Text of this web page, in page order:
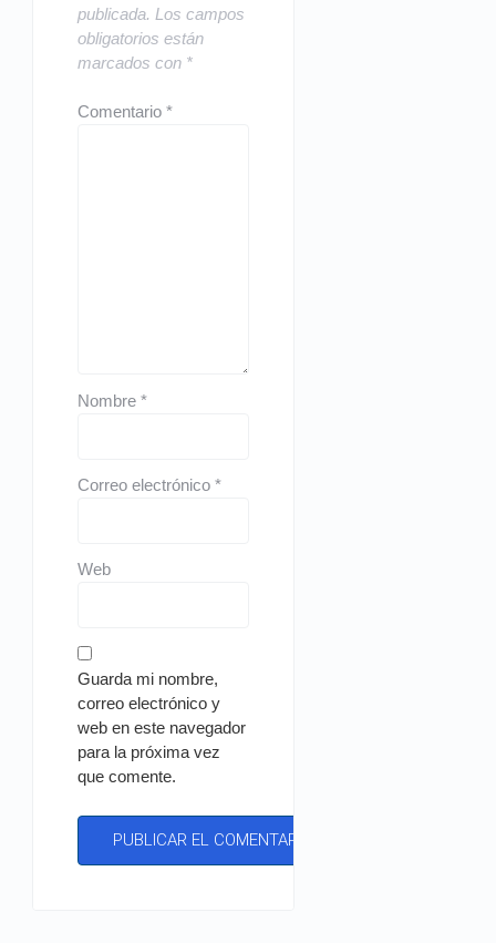
publicada. Los campos
obligatorios están
marcados con *
Comentario*
Nombre*
Correo electrónico*
Web
Guarda mi nombre,
correo electrónico y
web en este navegador
para la próxima vez
que comente.